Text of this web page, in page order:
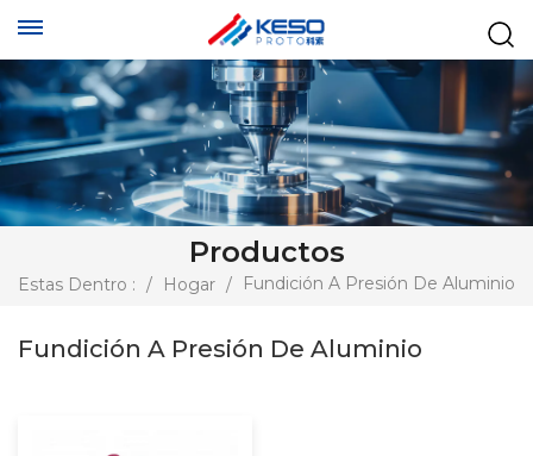
Productos
Estas Dentro : / Hogar / Fundición A Presión De Aluminio
Fundición A Presión De Aluminio